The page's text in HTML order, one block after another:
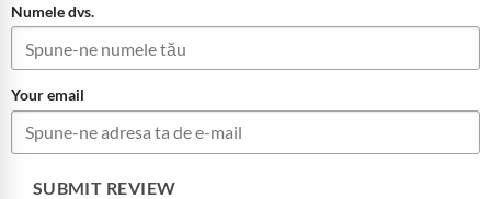
Numele dvs.
Your email
SUBMIT REVIEW